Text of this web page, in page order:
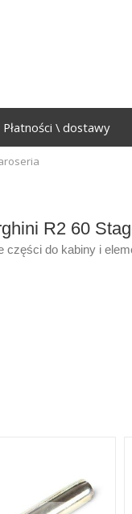
Płatności \ dostawy
R2 60
części do kabiny i